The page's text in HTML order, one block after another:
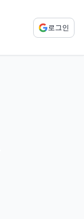
로그인